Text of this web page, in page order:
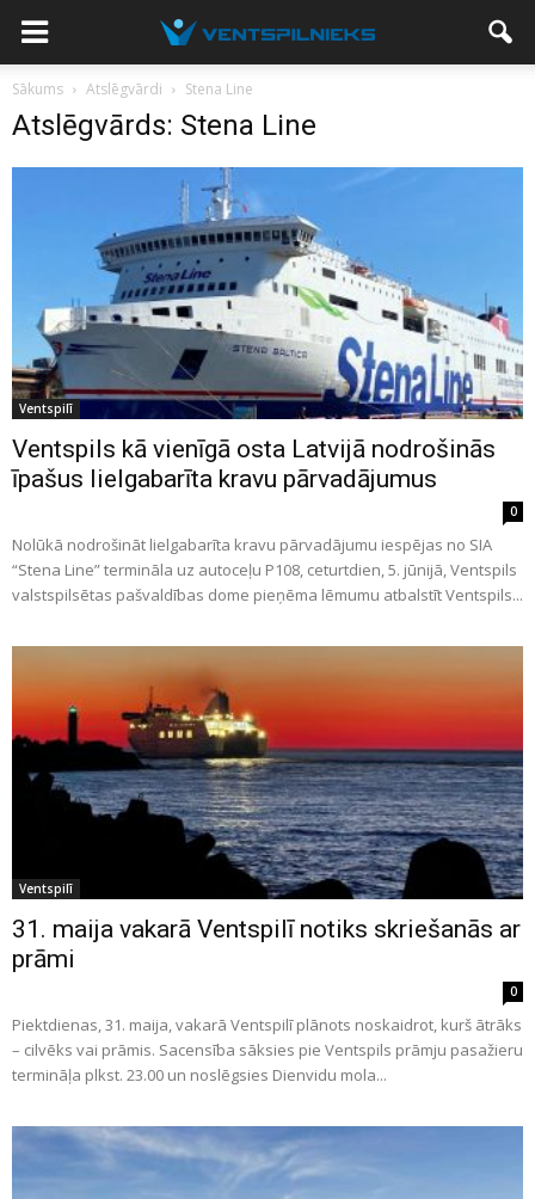
Sākums Atslēgvārdi Stena Line
Atslēgvārds: Stena Line
Ventspilī
Ventspils kā vienīgā osta Latvijā nodrošinās
īpašus lielgabarīta kravu pārvadājumus
0
Nolūkā nodrošināt lielgabarīta kravu pārvadājumu iespējas no SIA
“Stena Line” termināla uz autoceļu P108, ceturtdien, 5. jūnijā, Ventspils
valstspilsētas pašvaldības dome pieņēma lēmumu atbalstīt Ventspils...
Ventspilī
31. maija vakarā Ventspilī notiks skriešanās ar
prāmi
0
Piektdienas, 31. maija, vakarā Ventspilī plānots noskaidrot, kurš ātrāks
– cilvēks vai prāmis. Sacensība sāksies pie Ventspils prāmju pasažieru
termināļa plkst. 23.00 un noslēgsies Dienvidu mola...